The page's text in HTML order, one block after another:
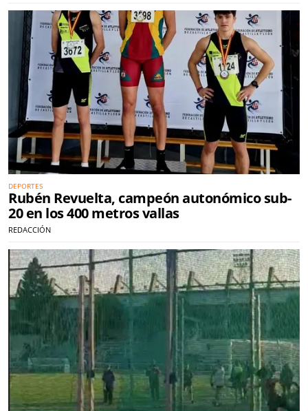
DEPORTES
Rubén Revuelta, campeón autonómico sub-
20 en los 400 metros vallas
REDACCIÓN